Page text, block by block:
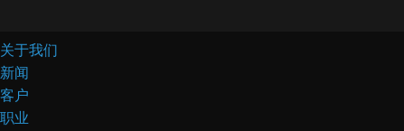
关于我们
新闻
客户
职业